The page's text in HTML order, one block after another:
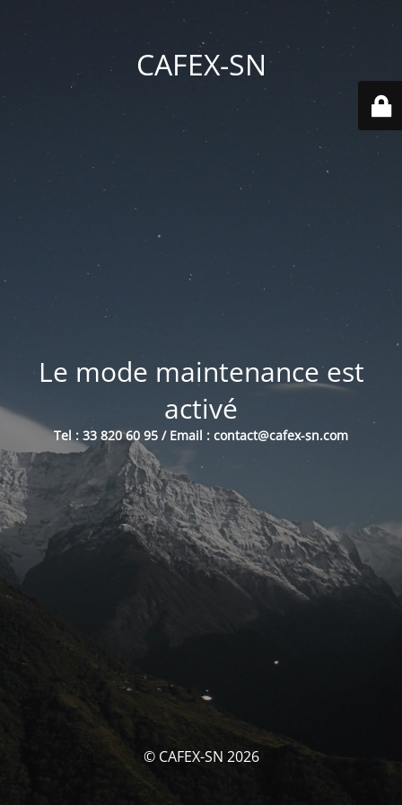
CAFEX-SN
Le mode maintenance est
activé
Tel : 33 820 60 95 / Email : contact@cafex-sn.com
© CAFEX-SN 2026